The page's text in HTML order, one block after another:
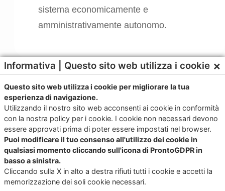
sistema economicamente e
amministrativamente autonomo.
Perché scegliere Junker
Contattaci per ricevere
maggiori info organizzare
Informativa | Questo sito web utilizza i cookie ×
Questo sito web utilizza i cookie per migliorare la tua
esperienza di navigazione.
Utilizzando il nostro sito web acconsenti ai cookie in conformità
con la nostra policy per i cookie. I cookie non necessari devono
essere approvati prima di poter essere impostati nel browser.
Puoi modificare il tuo consenso all'utilizzo dei cookie in
qualsiasi momento cliccando sull'icona di ProntoGDPR in
basso a sinistra.
Cliccando sulla X in alto a destra rifiuti tutti i cookie e accetti la
memorizzazione dei soli cookie necessari.